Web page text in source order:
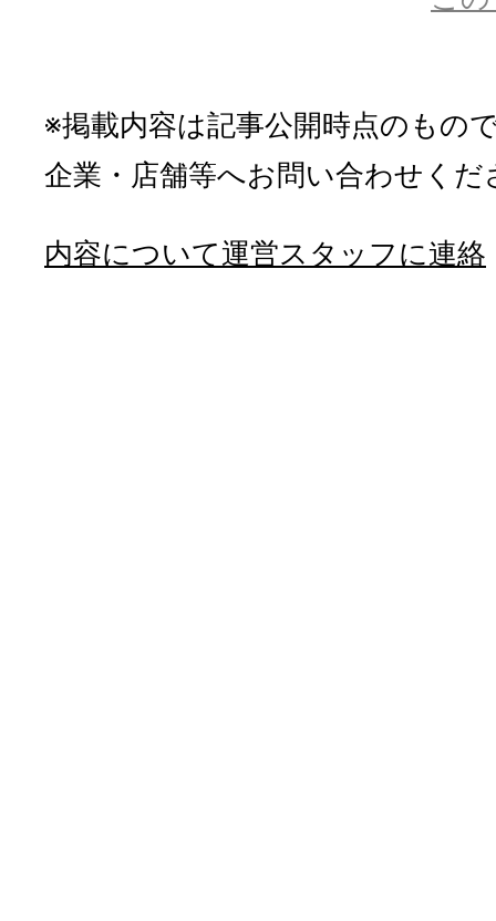
※掲載内容は記事公開時点のもの
企業・店舗等へお問い合わせくだ
内容について運営スタッフに連絡